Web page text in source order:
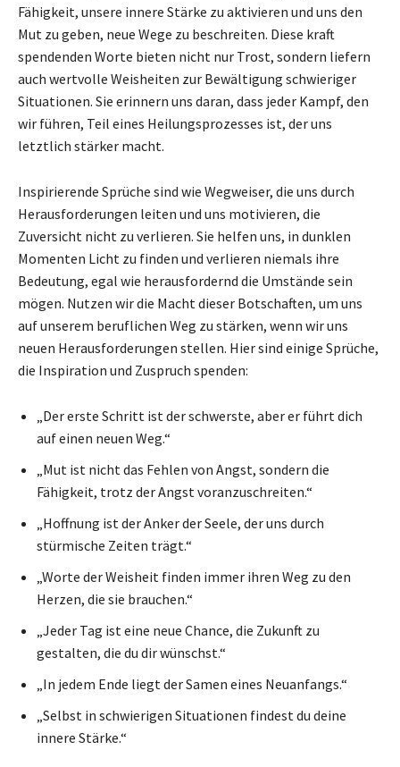
Fähigkeit, unsere innere Stärke zu aktivieren und uns den
Mut zu geben, neue Wege zu beschreiten. Diese kraft
spendenden Worte bieten nicht nur Trost, sondern liefern
auch wertvolle Weisheiten zur Bewältigung schwieriger
Situationen. Sie erinnern uns daran, dass jeder Kampf, den
wir führen, Teil eines Heilungsprozesses ist, der uns
letztlich stärker macht.
Inspirierende Sprüche sind wie Wegweiser, die uns durch
Herausforderungen leiten und uns motivieren, die
Zuversicht nicht zu verlieren. Sie helfen uns, in dunklen
Momenten Licht zu finden und verlieren niemals ihre
Bedeutung, egal wie herausfordernd die Umstände sein
mögen. Nutzen wir die Macht dieser Botschaften, um uns
auf unserem beruflichen Weg zu stärken, wenn wir uns
neuen Herausforderungen stellen. Hier sind einige Sprüche,
die Inspiration und Zuspruch spenden:
„Der erste Schritt ist der schwerste, aber er führt dich
auf einen neuen Weg.“
„Mut ist nicht das Fehlen von Angst, sondern die
Fähigkeit, trotz der Angst voranzuschreiten.“
„Hoffnung ist der Anker der Seele, der uns durch
stürmische Zeiten trägt.“
„Worte der Weisheit finden immer ihren Weg zu den
Herzen, die sie brauchen.“
„Jeder Tag ist eine neue Chance, die Zukunft zu
gestalten, die du dir wünschst.“
„In jedem Ende liegt der Samen eines Neuanfangs.“
„Selbst in schwierigen Situationen findest du deine
innere Stärke.“